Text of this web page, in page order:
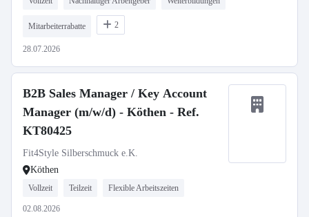
Mitarbeiterrabatte 2
28.07.2026
B2B Sales Manager / Key Account
Manager (m/w/d) - Köthen - Ref.
KT80425
Fit4Style Silberschmuck e.K.
Köthen
Vollzeit Teilzeit Flexible Arbeitszeiten
02.08.2026